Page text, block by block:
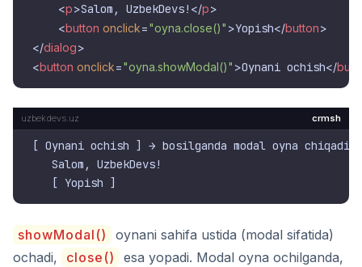
<p>Salom, UzbekDevs! </p>
<button onclick="oyna.close()" >Yopish</button>
</dialog>
<button onclick="oyna.showModal()" >Oynani ochish</
crmsh
[ Oynani ochish ] → bosilganda modal oyna chiqadi:
   Salom, UzbekDevs!
showModal()
oynani sahifa ustida (modal sifatida)
ochadi,
close()
esa yopadi. Modal oyna ochilganda,